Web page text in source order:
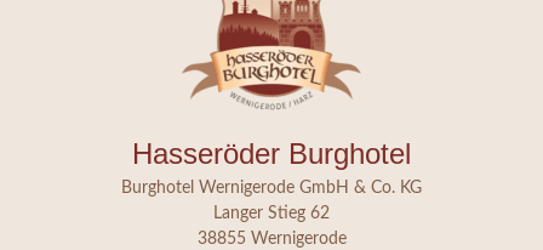
Hasseröder Burghotel
Burghotel Wernigerode GmbH & Co. KG
Langer Stieg 62
38855 Wernigerode